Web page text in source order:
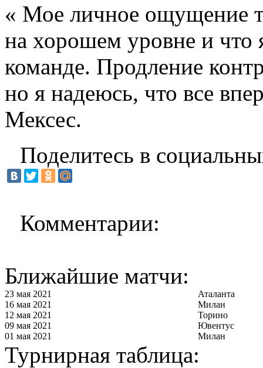
« Мое личное ощущение
на хорошем уровне и что
команде. Продление
но я надеюсь, что все
Мексес.
Поделитесь в
Комментарии:
Ближайшие матчи:
23 мая 2021
Аталанта
16 мая 2021
Милан
12 мая 2021
Торино
09 мая 2021
Ювентус
01 мая 2021
Милан
Турнирная таблица: